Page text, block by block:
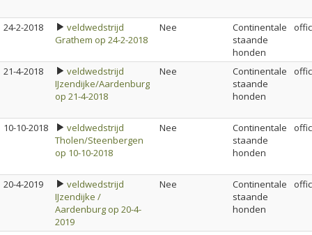
24-2-2018
veldwedstrijd
Grathem op 24-2-2018
Nee
Continentale
staande
honden
21-4-2018
veldwedstrijd
IJzendijke/Aardenburg
op 21-4-2018
Nee
Continentale
staande
honden
10-10-2018
veldwedstrijd
Tholen/Steenbergen
op 10-10-2018
Nee
Continentale
staande
honden
20-4-2019
veldwedstrijd
IJzendijke /
Aardenburg op 20-4-
2019
Nee
Continentale
staande
honden